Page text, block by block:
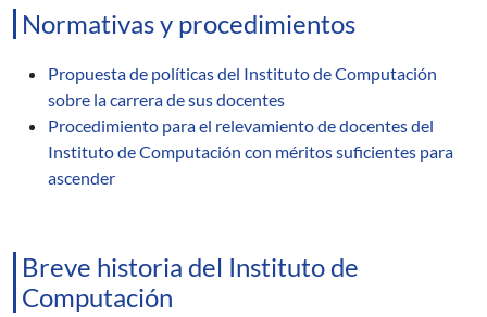
Normativas y procedimientos
Propuesta de políticas del Instituto de Computación
sobre la carrera de sus docentes
Procedimiento para el relevamiento de docentes del
Instituto de Computación con méritos suficientes para
ascender
Breve historia del Instituto de
Computación